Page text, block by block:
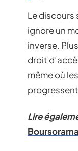
Le discours
ignore un
inverse.
droit
même où
Lire